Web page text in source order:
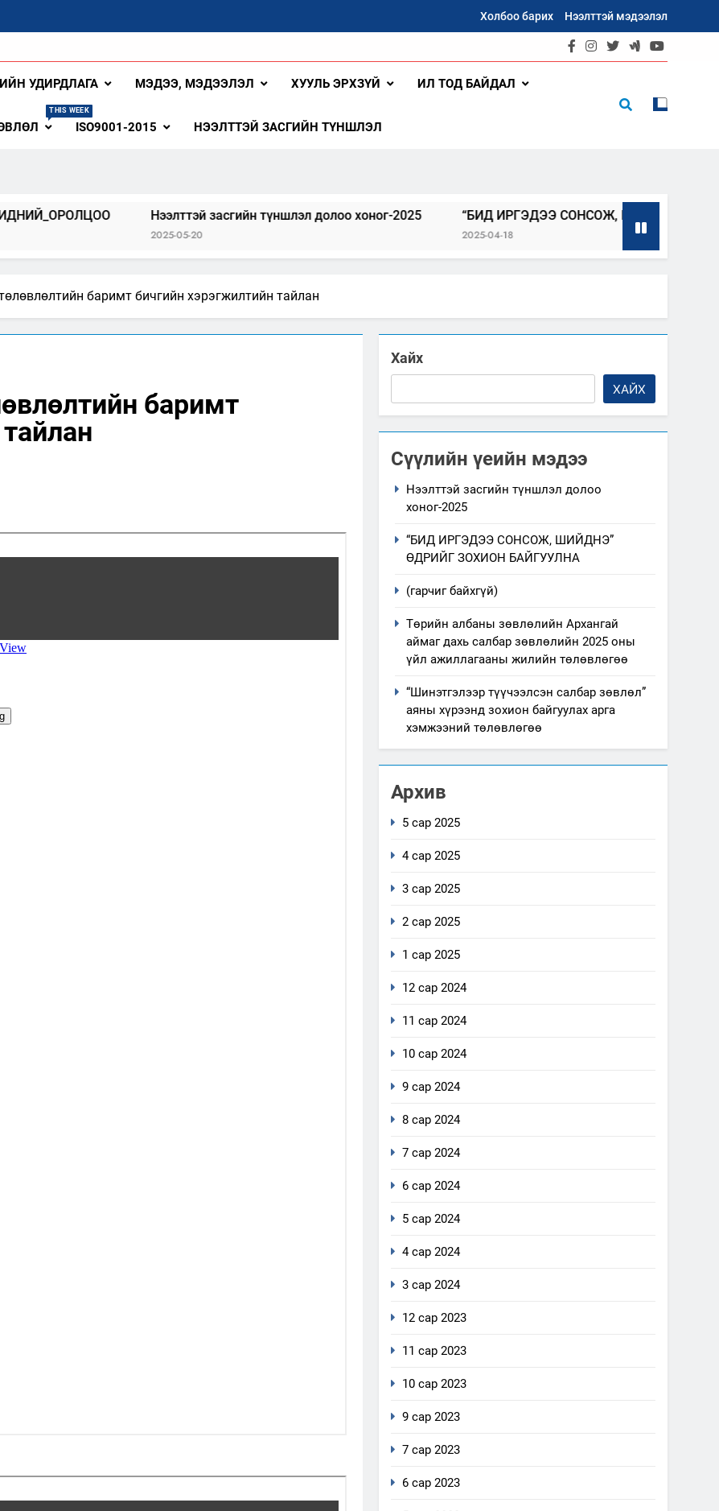
Холбоо барих Нээлттэй мэдээлэл
Аймаг
УДИРДЛАГА МЭДЭЭ, МЭДЭЭЛЭЛ ХУУЛЬ ЭРХЗҮЙ ИЛ ТОД БАЙДАЛ
THIS WEEK
ISO9001-2015 НЭЭЛТТЭЙ ЗАСГИЙН ТҮНШЛЭЛ
Нээлттэй засгийн түншлэл долоо хоног-2025 “БИД ИРГЭДЭЭ СОНСОЖ, ШИЙДНЭ” ӨДРИЙГ
баримт бичгийн хэрэгжилтийн тайлан
баримт
Хайх
ХАЙХ
Сүүлийн үеийн мэдээ
Нээлттэй засгийн түншлэл долоо
хоног-2025
“БИД ИРГЭДЭЭ СОНСОЖ, ШИЙДНЭ”
ӨДРИЙГ ЗОХИОН БАЙГУУЛНА
(гарчиг байхгүй)
Төрийн албаны зөвлөлийн Архангай
аймаг дахь салбар зөвлөлийн 2025 оны
үйл ажиллагааны жилийн төлөвлөгөө
“Шинэтгэлээр түүчээлсэн салбар зөвлөл”
аяны хүрээнд зохион байгуулах арга
хэмжээний төлөвлөгөө
Архив
5 сар 2025
4 сар 2025
3 сар 2025
2 сар 2025
1 сар 2025
12 сар 2024
11 сар 2024
10 сар 2024
9 сар 2024
8 сар 2024
7 сар 2024
6 сар 2024
5 сар 2024
4 сар 2024
3 сар 2024
12 сар 2023
11 сар 2023
10 сар 2023
9 сар 2023
7 сар 2023
6 сар 2023